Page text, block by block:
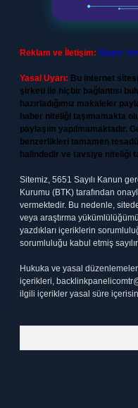
Reklam ve İletişim: Skype:
Yasal Uyarı: Bu internet
şirketi ile hiçbir bağlantısı
hazırladığımız makaleler
haber niteliği taşımamakta
paylaşım yapılmamaktadır.
benzerlikleri tamamen
halindedir ve tavsiye niteliği
Sitemiz, 5651 Sayılı Kanun
Kurumu (BTK) tarafından
vermektedir. Bu nedenle,
veya araştırma
yazdıkları içeriklerin
sorumluluğu kabul etmiş
Hukuka ve yasal
içerikleri,
ilgili içerikler yasal süre